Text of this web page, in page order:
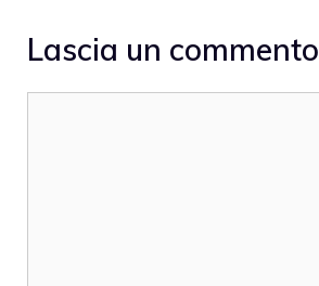
Lascia un commento